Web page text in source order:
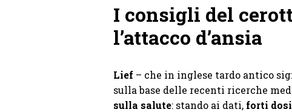
I consigli del
l’attacco d’ansia
Lief – che in inglese tardo antico
sulla base delle recenti ricerche
sulla salute: stando ai dati, forti